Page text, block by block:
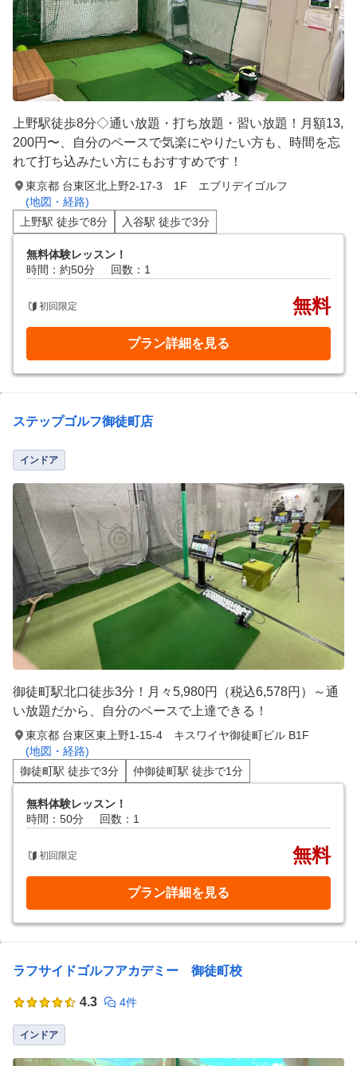
上野駅徒歩8分◇通い放題・打ち放題・習い放題！月額13,
200円〜、自分のペースで気楽にやりたい方も、時間を忘
れて打ち込みたい方にもおすすめです！
東京都 台東区北上野2-17-3 1F エブリデイゴルフ
(地図・経路)
上野駅 徒歩で8分
入谷駅 徒歩で3分
無料体験レッスン！
時間：約50分
回数：1
初回限定 無料
プラン詳細を見る
ステップゴルフ御徒町店
インドア
御徒町駅北口徒歩3分！月々5,980円（税込6,578円）～通
い放題だから、自分のペースで上達できる！
東京都 台東区東上野1-15-4 キスワイヤ御徒町ビル B1F
(地図・経路)
御徒町駅 徒歩で3分
仲御徒町駅 徒歩で1分
無料体験レッスン！
時間：50分
回数：1
初回限定 無料
プラン詳細を見る
ラフサイドゴルフアカデミー 御徒町校
4.3 4件
インドア